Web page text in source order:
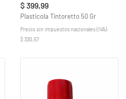
$ 399,99
Plasticola Tintoretto 50 Gr
Precio sin impuestos nacionales (IVA):
$ 330,57